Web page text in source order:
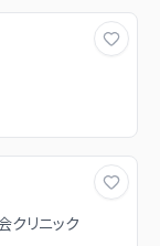
クリニック